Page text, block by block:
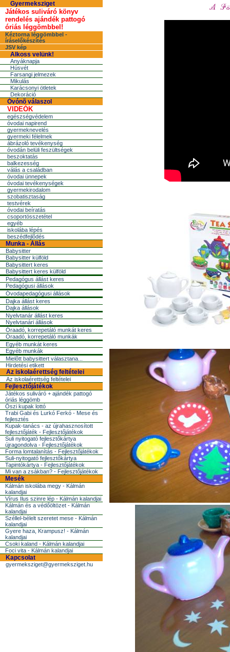
Gyermeksziget
Játékos suliváró könyv
rendelés ajándék pattogó
óriás léggömbbel!
Kéztorna léggömbbel -
íráselőkészítés
JSV kép
Alkoss velünk!
Anyáknapja
Húsvét
Farsangi jelmezek
Mikulás
Karácsonyi ötletek
Dekoráció
Óvónõ válaszol
VIDEÓK
egészségvédelem
óvodai napirend
gyermeknevelés
gyermeki félelmek
ábrázoló tevékenység
óvodán belüli feszültségek
beszoktatás
balkezesség
válás a családban
óvodai ünnepek
óvodai tevékenységek
gyermekirodalom
szobatisztaság
testvérek
óvodai beíratás
csoportösszetétel
egyéb
iskolába lépés
beszédfejlõdés
Munka - Állás
Babysitter
Babysitter külföld
Babysittert keres
Babysittert keres külföld
Pedagógus állást keres
Pedagógusi állások
Óvodapedagógusi állások
Dajka állást keres
Dajka állások
Nyelvtanár állást keres
Nyelvtanári állások
Óraadó, korrepetáló munkát keres
Óraadó, korrepetáló munkák
Egyéb munkát keres
Egyéb munkák
Mielõtt babysittert választana...
Hirdetési etikett
Az iskolaérettség feltételei
Az iskolaérettség feltételei
Fejlesztőjátékok
Játékos suliváró + ajándék pattogó
óriás léggömb
Őszi kupak lottó
Trabi Gabi és Lurkó Ferkó - Mese és
fejlesztés
Kupak-tanács - az újrahasznosított
fejlesztőjáték - Fejlesztőjátékok
Suli nyitogató fejlesztőkártya
újragondolva - Fejlesztőjátékok
Forma lomtalanítás - Fejlesztőjátékok
Suli-nyitogató fejlesztőkártya
Tapintókártya - Fejlesztőjátékok
Mi van a zsákban? - Fejlesztőjátékok
Mesék
Kálmán iskolába megy - Kálmán
kalandjai
Vírus Ilus szinre lép - Kálmán kalandjai
Kálmán és a védőöltözet - Kálmán
kalandjai
Széllel-bélelt szeretet mese - Kálmán
kalandjai
Gyere haza, Krampusz! - Kálmán
kalandjai
Csoki kaland - Kálmán kalandjai
Foci vita - Kálmán kalandjai
Kapcsolat
gyermeksziget@gyermeksziget.hu